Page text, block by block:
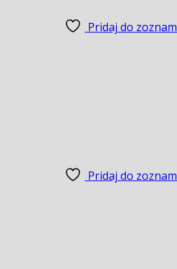
Pridaj do
Pridaj do